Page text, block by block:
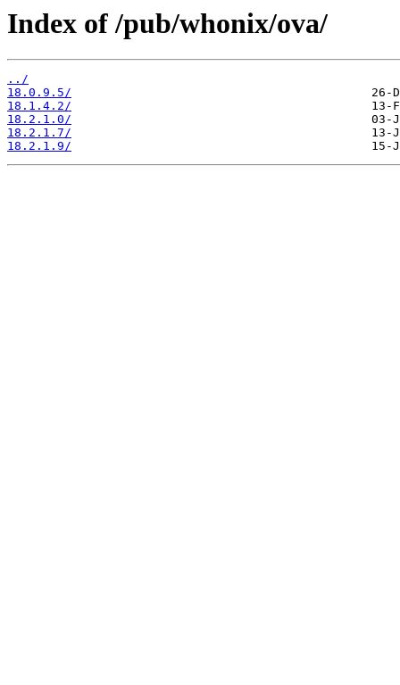
Index of /pub/whonix/ova/
../
18.0.9.5/
18.1.4.2/
18.2.1.0/
18.2.1.7/
18.2.1.9/